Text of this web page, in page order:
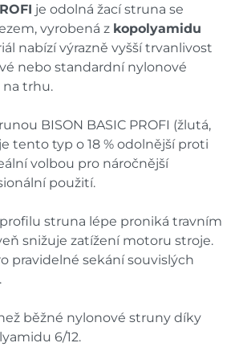
na prodejnách je pouze orientační.
se mohou lišit od cen na e-
je odolná žací struna se
vyrobená z kopolyamidu
nabízí výrazně vyšší trvanlivost
nebo standardní nylonové
trhu.
BISON BASIC PROFI (žlutá,
tento typ o 18 % odolnější proti
volbou pro náročnější
použití.
struna lépe proniká travním
snižuje zatížení motoru stroje.
pravidelné sekání souvislých
běžné nylonové struny díky
6/12.